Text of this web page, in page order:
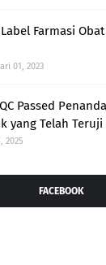
Farmasi
01, 2023
Passed
yang Telah Teruji
2025
FACEBOOK